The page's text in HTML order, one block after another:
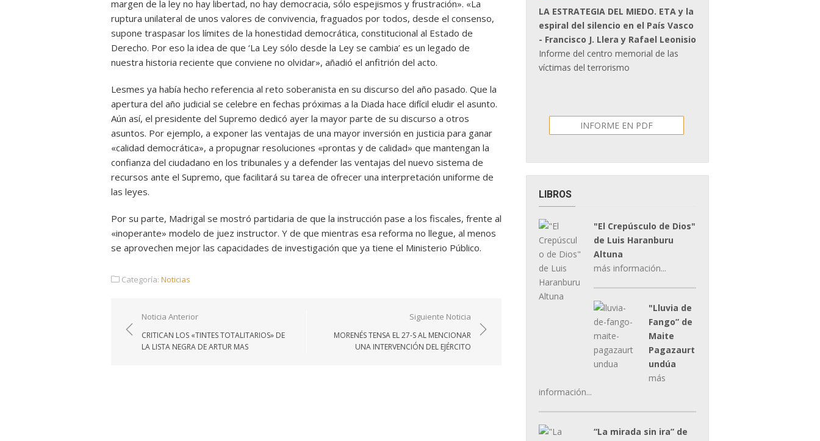
margen de la ley no hay libertad, no hay democracia, sólo espejismos y frustración». «La
ruptura unilateral de unos valores de convivencia, fraguados por todos, desde el consenso,
supone traspasar los límites de la honestidad democrática, constitucional al Estado de
Derecho. Por eso la idea de que ‘La Ley sólo desde la Ley se cambia’ es un legado de
nuestra historia reciente que conviene no olvidar», añadió el anfitrión del acto.
Lesmes ya había hecho referencia al reto soberanista en su discurso del año pasado. Que la
apertura del año judicial se celebre en fechas próximas a la Diada hace difícil eludir el asunto.
Aún así, el presidente del Supremo dedicó ayer la mayor parte de su discurso a otros
asuntos. Por ejemplo, a exponer las ventajas de una mayor inversión en justicia para ganar
«calidad democrática», a propugnar resoluciones «prontas y de calidad» que mantengan la
confianza del ciudadano en los tribunales y a defender las ventajas del nuevo sistema de
recursos ante el Supremo, que facilitará su tarea de ofrecer una interpretación uniforme de
las leyes.
Por su parte, Madrigal se mostró partidaria de que la instrucción pase a los fiscales, frente al
«inoperante» modelo de juez instructor. Y de que mientras esa reforma no llegue, al menos
se aprovechen mejor las capacidades de investigación que ya tiene el Ministerio Público.
Categoría: Noticias
Navegación
de
entradas
Noticia Anterior
CRITICAN LOS «TINTES TOTALITARIOS» DE
LA LISTA NEGRA DE ARTUR MAS
Siguiente Noticia
MORENÉS TENSA EL 27-S AL MENCIONAR
UNA INTERVENCIÓN DEL EJÉRCITO
LA ESTRATEGIA DEL MIEDO. ETA y la
espiral del silencio en el País Vasco
- Francisco J. Llera y Rafael Leonisio
Informe del centro memorial de las
víctimas del terrorismo
INFORME EN PDF
LIBROS
"El Crepúsculo de Dios"
de Luis Haranburu
Altuna
más información...
"Lluvia de
Fango” de
Maite
Pagazaurt
undúa
más
información...
“La mirada sin ira” de